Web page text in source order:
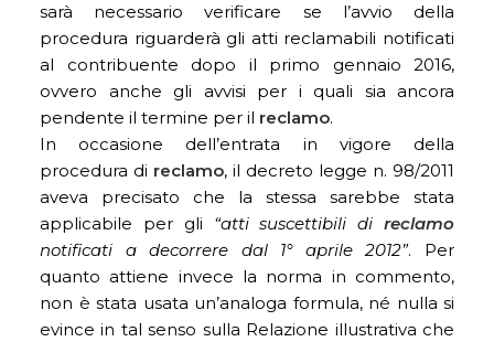
sarà necessario verificare se l’avvio della
procedura riguarderà gli atti reclamabili notificati
al contribuente dopo il primo gennaio 2016,
ovvero anche gli avvisi per i quali sia ancora
pendente il termine per il reclamo.
In occasione dell’entrata in vigore della
procedura di reclamo, il decreto legge n. 98/2011
aveva precisato che la stessa sarebbe stata
applicabile per gli “atti suscettibili di reclamo
notificati a decorrere dal 1° aprile 2012”. Per
quanto attiene invece la norma in commento,
non è stata usata un’analoga formula, né nulla si
evince in tal senso sulla Relazione illustrativa che